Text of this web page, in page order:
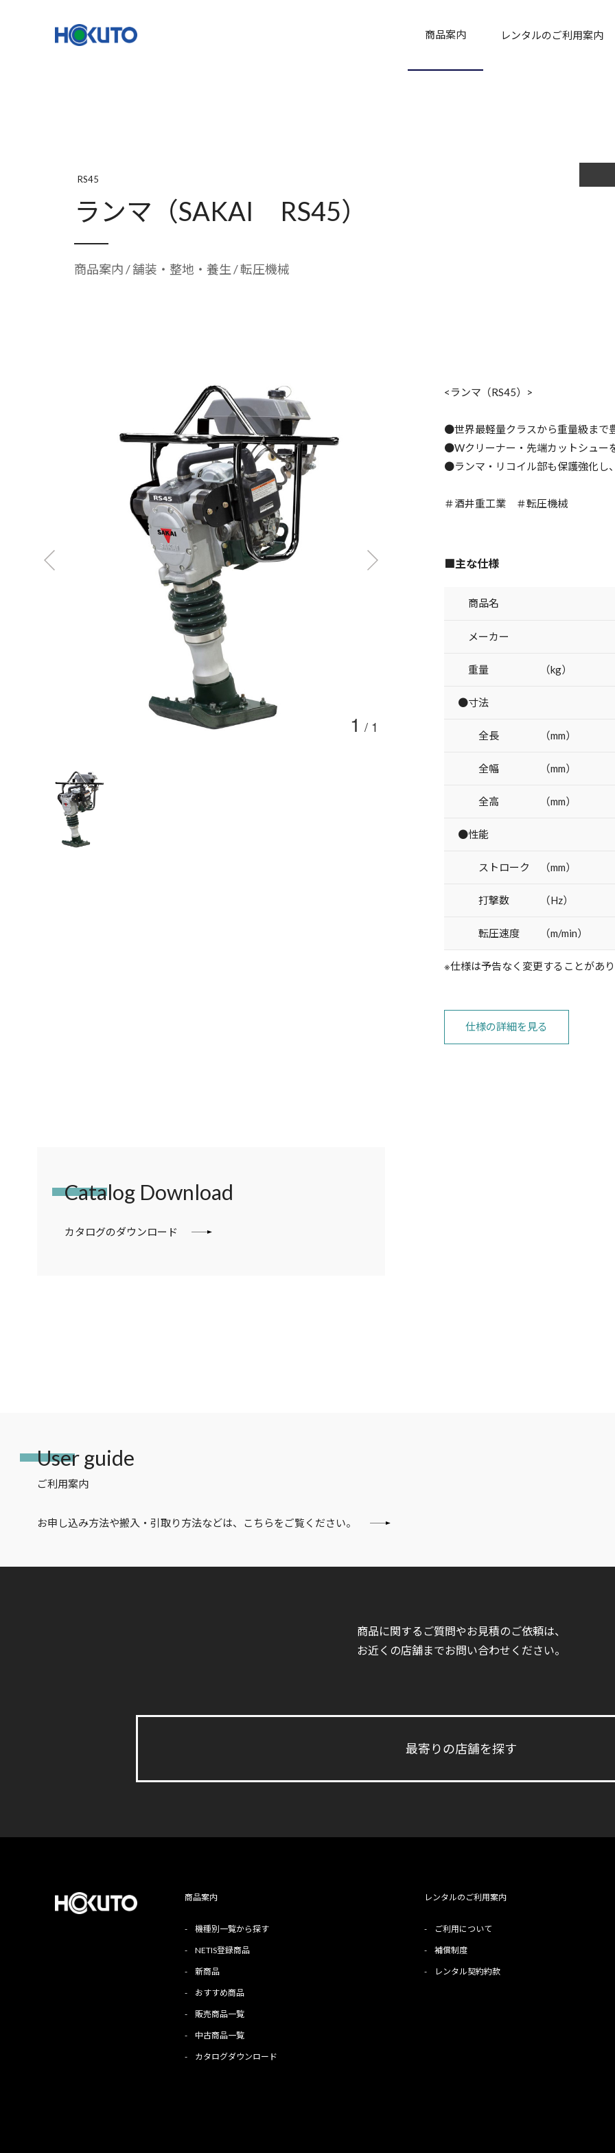
商品案内 レンタルのご利用案内
RS45
ランマ（SAKAI RS45）
商品案内/舗装・整地・養生/ 転圧機械
1 / 1
<ランマ（RS45）>
●世界最軽量クラスから重量級まで
●Wクリーナー・先端カットシュー
●ランマ・リコイル部も保護強化し
＃酒井重工業 ＃転圧機械
■主な仕様
商品名
メーカー
重量 （kg）
●寸法
全長 （mm）
全幅 （mm）
全高 （mm）
●性能
ストローク （mm）
打撃数 （Hz）
転圧速度 （m/min）
※仕様は予告なく変更することがあり
仕様の詳細を見る
Catalog Download
カタログのダウンロード
User guide
ご利用案内
お申し込み方法や搬入・引取り方法などは、こちらをご覧ください。
商品に関するご質問やお見積のご依頼は、
お近くの店舗までお問い合わせください。
最寄りの店舗を探す
商品案内
- 機種別一覧から探す
- NETIS登録商品
- 新商品
- おすすめ商品
- 販売商品一覧
- 中古商品一覧
- カタログダウンロード
レンタルのご利用案内
- ご利用について
- 補償制度
- レンタル契約約款